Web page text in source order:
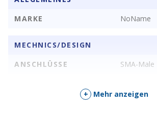
MARKE
NoName
MECHNICS/DESIGN
ANSCHLÜSSE
SMA-Male
+ Mehr anzeigen